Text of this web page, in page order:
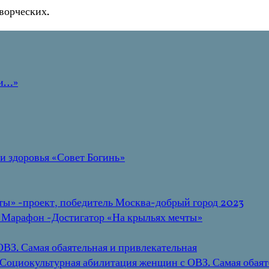
«Совет Богинь»
-проект, победитель Москва-добрый город 2023
-Достигатор «На крыльях мечты»
Самая обаятельная и привлекательная
абилитация женщин с ОВЗ. Самая